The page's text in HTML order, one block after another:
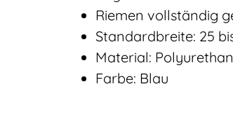
Riemen vollständig
Standardbreite: 25
Material: Polyurethan
Farbe: Blau